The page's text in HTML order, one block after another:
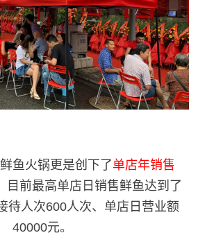
鱼火锅更是创下了单店年销售
目前最高单店日销售鲜鱼达到了
待人次600人次、单店日营业额
40000元。